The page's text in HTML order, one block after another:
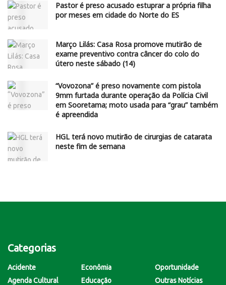
Pastor é preso acusado estuprar a própria filha
por meses em cidade do Norte do ES
Março Lilás: Casa Rosa promove mutirão de
exame preventivo contra câncer do colo do
útero neste sábado (14)
“Vovozona” é preso novamente com pistola
9mm furtada durante operação da Polícia Civil
em Sooretama; moto usada para “grau” também
é apreendida
HGL terá novo mutirão de cirurgias de catarata
neste fim de semana
Categorias
Acidente
Agenda Cultural
Econômia
Educação
Oportunidade
Outras Notícias